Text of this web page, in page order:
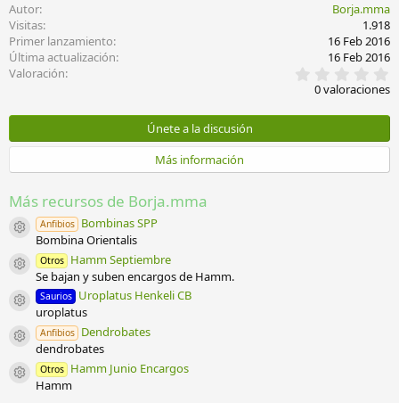
Autor
Borja.mma
Visitas
1.918
Primer lanzamiento
16 Feb 2016
Última actualización
16 Feb 2016
Valoración
,
0
s
t
r
0 valoraciones
Únete a la discusión
Más información
Más recursos de Borja.mma
Icono del recurso
Anfibios Bombinas SPP
Bombina Orientalis
Icono del recurso
Otros Hamm Septiembre
Se bajan y suben encargos de Hamm.
Icono del recurso
Saurios Uroplatus Henkeli CB
uroplatus
Icono del recurso
Anfibios Dendrobates
dendrobates
Icono del recurso
Otros Hamm Junio Encargos
Hamm